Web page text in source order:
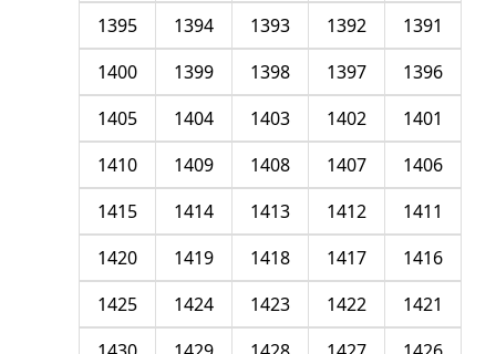
1391
1392
1393
1394
1395
1396
1397
1398
1399
1400
1401
1402
1403
1404
1405
1406
1407
1408
1409
1410
1411
1412
1413
1414
1415
1416
1417
1418
1419
1420
1421
1422
1423
1424
1425